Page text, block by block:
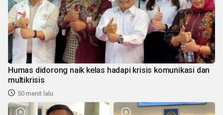
Humas didorong naik kelas hadapi krisis komunikasi dan
multikrisis
50 menit lalu